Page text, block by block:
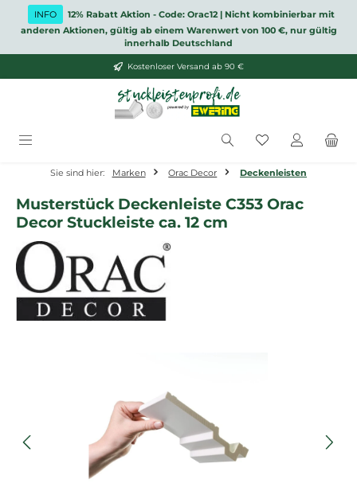
Zum Hauptinhalt springen
INFO
12% Rabatt Aktion - Code: Orac12 | Nicht kombinierbar mit
anderen Aktionen, gültig ab einem Warenwert von 100 €, nur gültig
innerhalb Deutschland
Kostenloser Versand ab 90 €
Du hast 0
Sie sind hier: Marken Orac Decor Deckenleisten
Musterstück Deckenleiste C353 Orac
Decor Stuckleiste ca. 12 cm